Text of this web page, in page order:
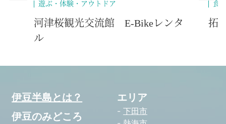
遊ぶ・体験・アウトドア
河津桜観光交流館 E-Bikeレンタ
ル
食
拓
伊豆半島とは？
伊豆のみどころ
エリア
下田市